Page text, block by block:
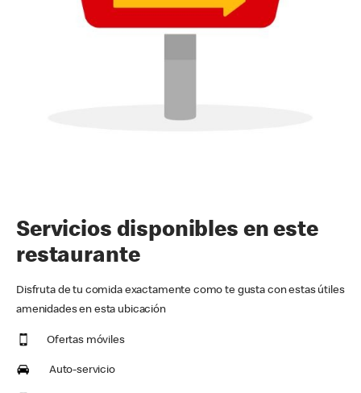
Servicios disponibles en este
restaurante
Disfruta de tu comida exactamente como te gusta con estas útiles
amenidades en esta ubicación
Ofertas móviles
Auto-servicio